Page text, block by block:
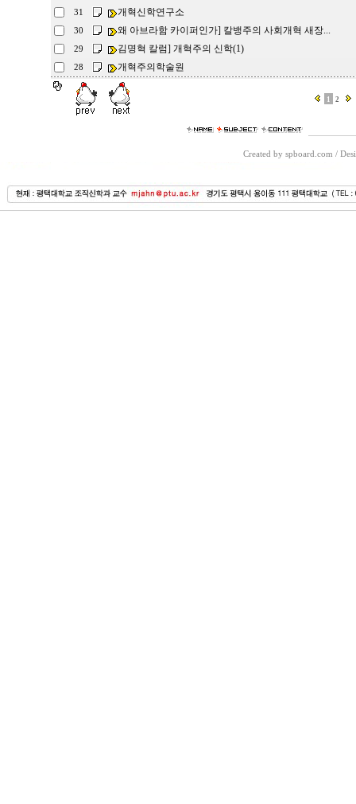
31 개혁신학연구소
30 왜 아브라함 카이퍼인가] 칼뱅주의 사회개혁 새장...
29 김명혁 칼럼] 개혁주의 신학(1)
28 개혁주의학술원
1 2
Created by spboard.com /